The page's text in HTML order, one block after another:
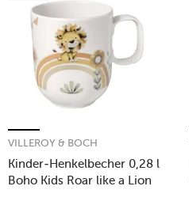
Kinder-Henkelbecher 0,28 l
Boho Kids Roar like a Lion
VILLEROY & BOCH